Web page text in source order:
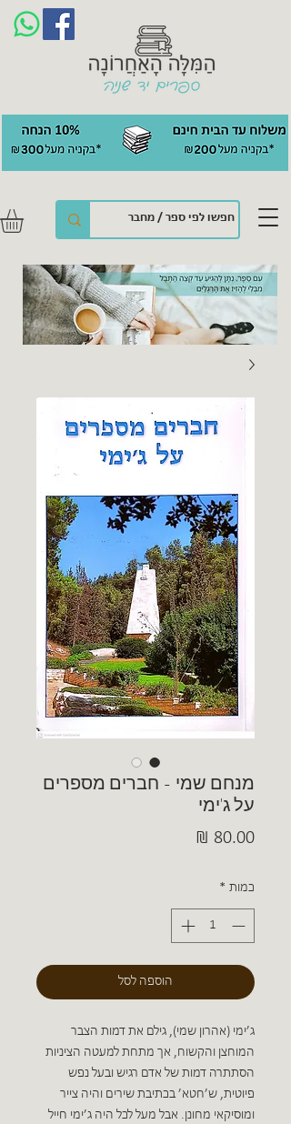
מנחם שמי - חברים מספרים
על ג'ימי
כמות *
הוספה לסל
ג’ימי (אהרון שמי), גילם את דמות הצבר
המוחצן והקשוח, אך מתחת למעטה הציניות
הסתתרה דמות של אדם רגיש ובעל נפש
פיוטית, ש’חטא’ בכתיבת שירים והיה צייר
ומוסיקאי מחונן. אבל מעל לכל היה ג’ימי חייל